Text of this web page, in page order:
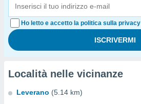
Ho letto e accetto la politica sulla privacy
Località nelle vicinanze
Leverano (5.14 km)